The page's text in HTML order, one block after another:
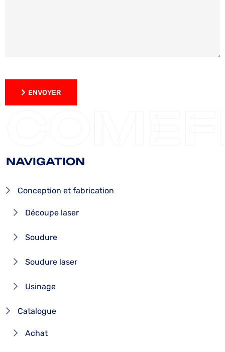
ENVOYER
NAVIGATION
Conception et fabrication
Découpe laser
Soudure
Soudure laser
Usinage
Catalogue
Achat